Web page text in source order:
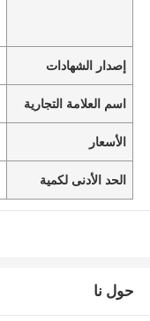
إصدار الشهادات
اسم العلامة التجارية
الأسعار
الحد الأدنى لكمية
حول نا